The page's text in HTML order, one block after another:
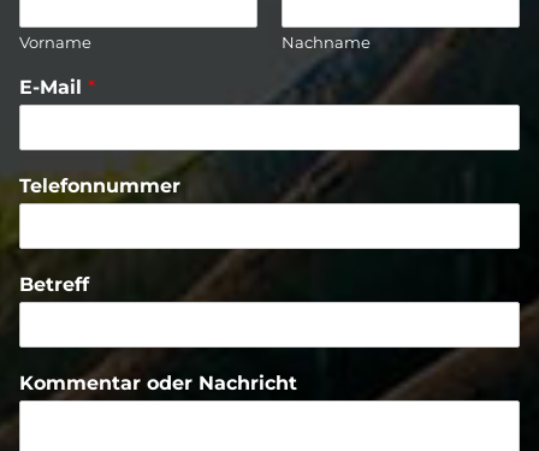
Vorname Nachname
E-Mail *
Telefonnummer
Betreff
Kommentar oder Nachricht